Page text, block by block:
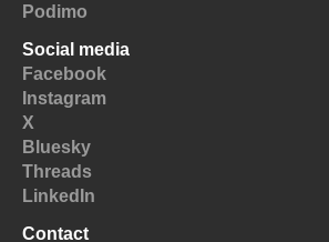
Podimo
Social media
Facebook
Instagram
X
Bluesky
Threads
LinkedIn
Contact